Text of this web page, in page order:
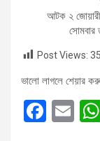
আটক ২
সোমবার
Post Views:
ভালো লাগলে শেয়ার
F
E